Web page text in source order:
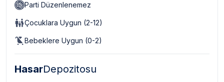
Parti Düzenlenemez
Çocuklara Uygun (2-12)
Bebeklere Uygun (0-2)
HasarDepozitosu